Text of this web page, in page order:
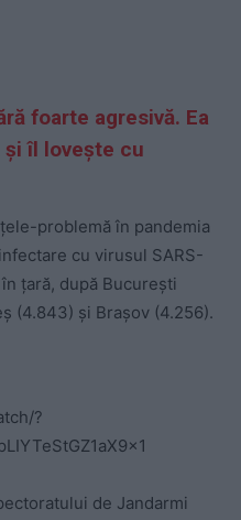
foarte agresivă. Ea
îl lovește cu
problemă în pandemia
cu virusul SARS-
țară, după București
(4.843) și Brașov (4.256).
?
de Jandarmi